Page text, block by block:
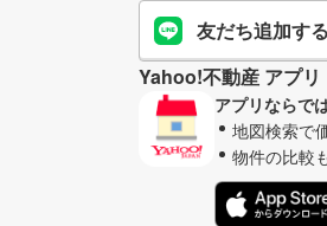
友だち追加する
Yahoo!不動産 アプリ
アプリならで
地図検索で
物件の比較